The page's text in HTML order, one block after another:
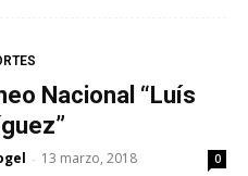
Nacional “Luís
- 13 marzo, 2018 0